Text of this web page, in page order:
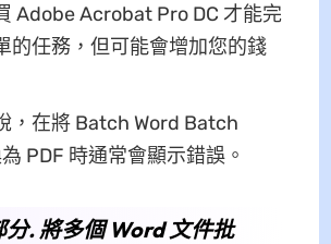
Adob​​e Acrobat Pro DC 才能完
的任務，但可能會增加您的錢
，在將 Batch Word Batch
PDF 時通常會顯示錯誤。
分. 將多個 Word 文件批